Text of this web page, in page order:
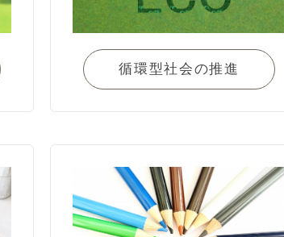
循環型社会の推進